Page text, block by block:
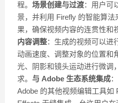
程。 场景创建与过渡：用户可
景，并利用 Firefly 的智能算
果，确保视频内容的连贯性和
内容调整：生成的视频可以进
动画速度、调整对象的位置和
光、阴影和镜头运动进行微调
求。 与 Adobe 生态系统集成
Adobe 的其他视频编辑工具如